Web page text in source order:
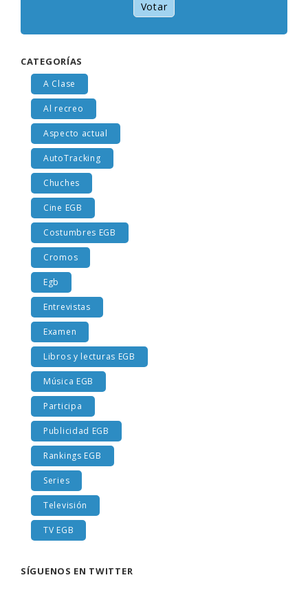
Votar
CATEGORÍAS
A Clase
Al recreo
Aspecto actual
AutoTracking
Chuches
Cine EGB
Costumbres EGB
Cromos
Egb
Entrevistas
Examen
Libros y lecturas EGB
Música EGB
Participa
Publicidad EGB
Rankings EGB
Series
Televisión
TV EGB
SÍGUENOS EN TWITTER